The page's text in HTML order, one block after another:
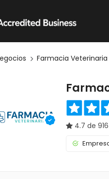
Farmacia Veterinaria
4.7 de